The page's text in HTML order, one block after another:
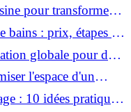
énergie ?
pour transformer
bains : prix, étapes et
globale pour des
l'espace d'un
: 10 idées pratiques